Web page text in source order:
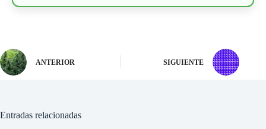
ANTERIOR SIGUIENTE
Entradas relacionadas